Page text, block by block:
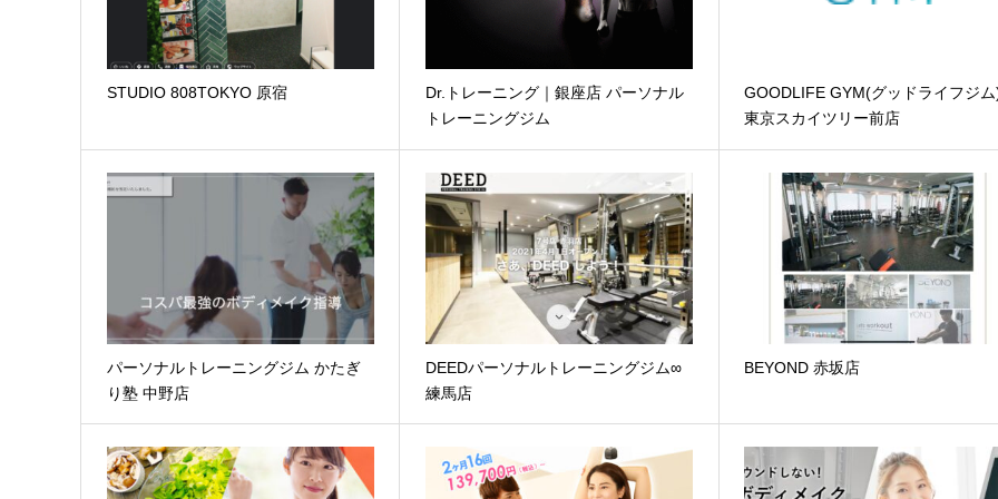
STUDIO 808TOKYO 原宿
Dr.トレーニング｜銀座店 パーソナル
トレーニングジム
GOODLIFE GYM(グッドライフジ
東京スカイツリー前店
パーソナルトレーニングジム かたぎ
り塾 中野店
DEEDパーソナルトレーニングジム∞
練馬店
BEYOND 赤坂店